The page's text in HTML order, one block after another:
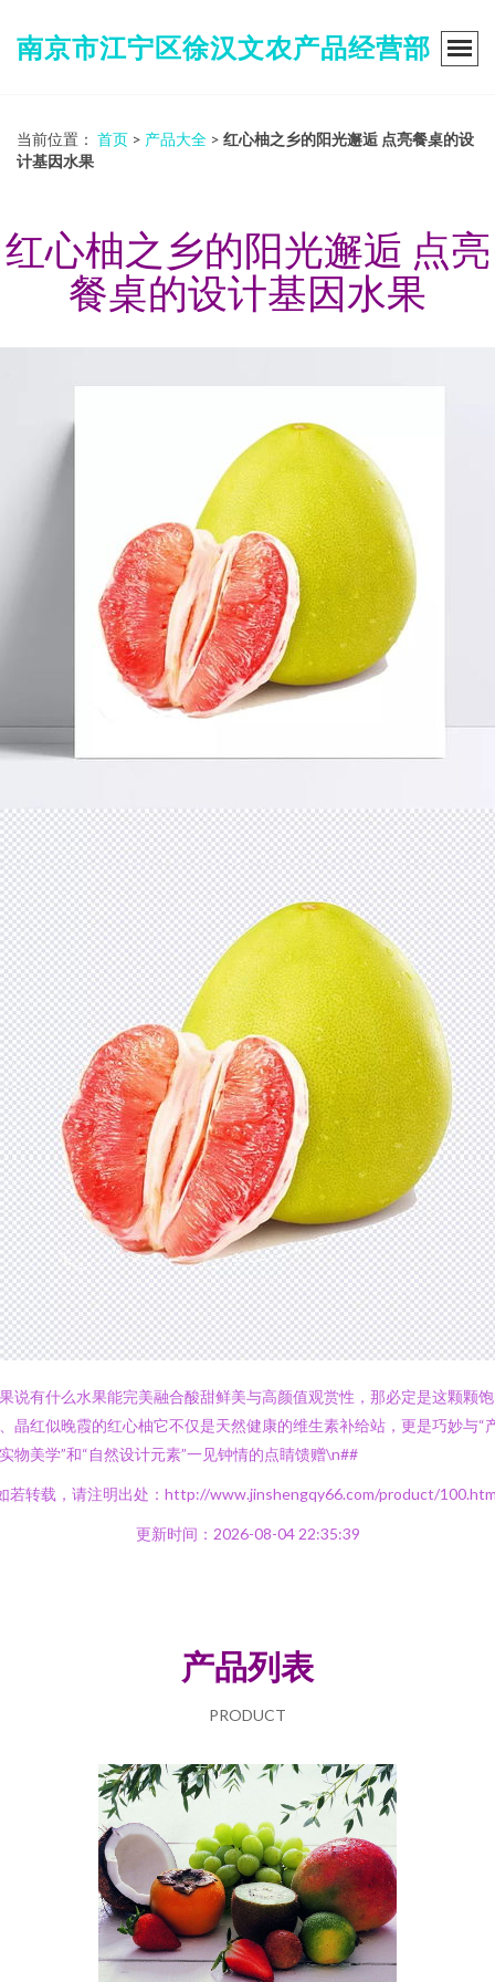
南京市江宁区徐汉文农产品经营部
当前位置： 首页 > 产品大全 > 红心柚之乡的阳光邂逅 点亮餐桌的设
计基因水果
红心柚之乡的阳光邂逅 点亮
餐桌的设计基因水果
说有什么水果能完美融合酸甜鲜美与高颜值观赏性，那必定是这颗颗饱
晶红似晚霞的红心柚它不仅是天然健康的维生素补给站，更是巧妙与“
物美学”和“自然设计元素”一见钟情的点睛馈赠\n##
若转载，请注明出处：http://www.jinshengqy66.com/product/
更新时间：2026-08-04 22:35:39
产品列表
PRODUCT